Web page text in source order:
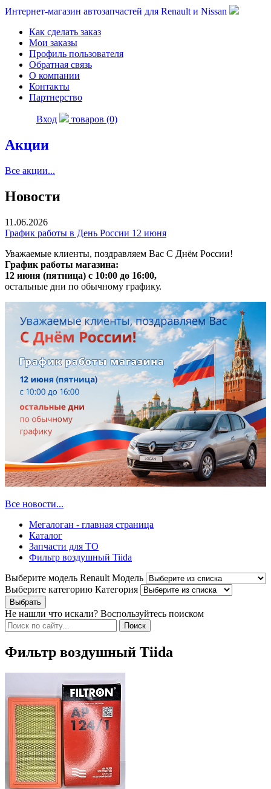
Интернет-магазин автозапчастей для Renault и Nissan
Как сделать заказ
Мои заказы
Профиль пользователя
Обратная связь
О компании
Контакты
Партнерство
Вход товаров (0)
Акции
Все акции...
Новости
11.06.2026
График работы в День России 12 июня
Уважаемые клиенты, поздравляем Вас С Днём России!
График работы магазина:
12 июня (пятница) с 10:00 до 16:00,
остальные дни по обычному графику.
Все новости...
Мегалоган - главная страница
Каталог
Запчасти для ТО
Фильтр воздушный Tiida
Выберите модель Renault Модель
Выберите категорию Категория
Не нашли что искали? Воспользуйтесь поиском
Фильтр воздушный Tiida